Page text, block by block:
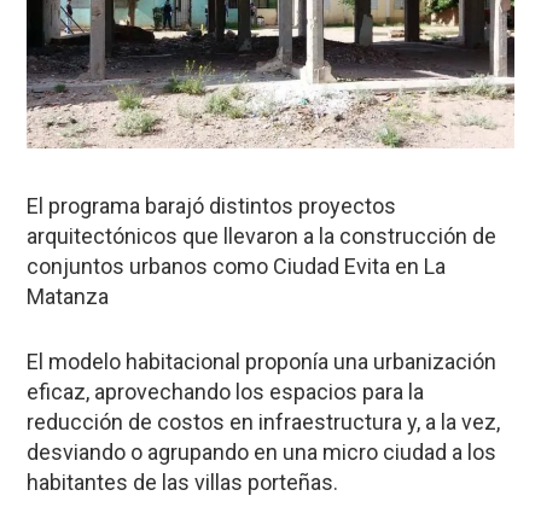
El programa barajó distintos proyectos
arquitectónicos que llevaron a la construcción de
conjuntos urbanos como Ciudad Evita en La
Matanza
El modelo habitacional proponía una urbanización
eficaz, aprovechando los espacios para la
reducción de costos en infraestructura y, a la vez,
desviando o agrupando en una micro ciudad a los
habitantes de las villas porteñas.